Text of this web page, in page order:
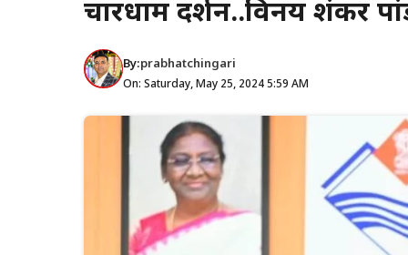
चारधाम दर्शन..विनय शंकर
By:prabhatchingari
On: Saturday, May 25, 2024 5:59 AM